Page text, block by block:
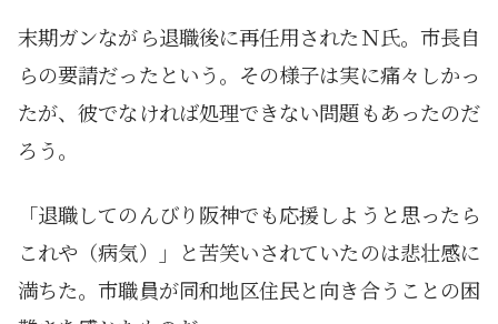
末期ガンながら退職後に再任用されたＮ氏。市長自
らの要請だったという。その様子は実に痛々しかっ
たが、彼でなければ処理できない問題もあったのだ
ろう。
「退職してのんびり阪神でも応援しようと思ったら
これや（病気）」と苦笑いされていたのは悲壮感に
満ちた。市職員が同和地区住民と向き合うことの困